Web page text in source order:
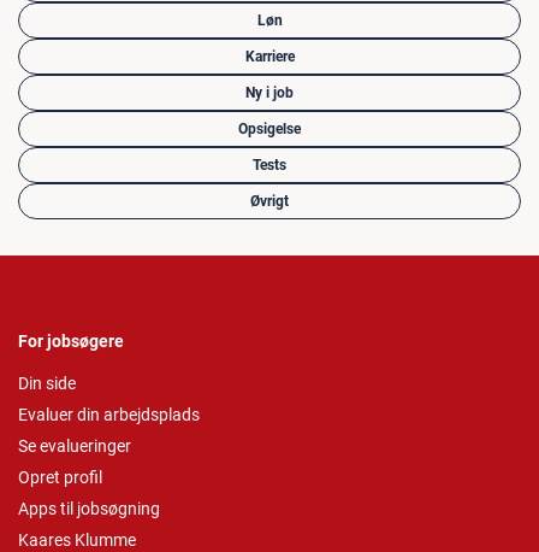
Løn
Karriere
Ny i job
Opsigelse
Tests
Øvrigt
For jobsøgere
Din side
Evaluer din arbejdsplads
Se evalueringer
Opret profil
Apps til jobsøgning
Kaares Klumme